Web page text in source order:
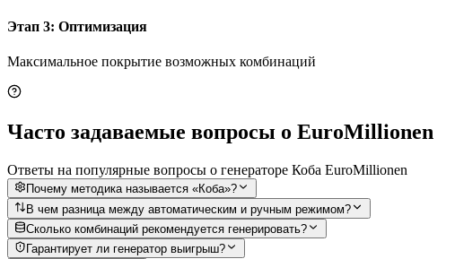
Этап 3: Оптимизация
Максимальное покрытие возможных комбинаций
Часто задаваемые вопросы о EuroMillionen
Ответы на популярные вопросы о генераторе Коба EuroMillionen
Почему методика называется «Коба»?
В чем разница между автоматическим и ручным режимом?
Сколько комбинаций рекомендуется генерировать?
Гарантирует ли генератор выигрыш?